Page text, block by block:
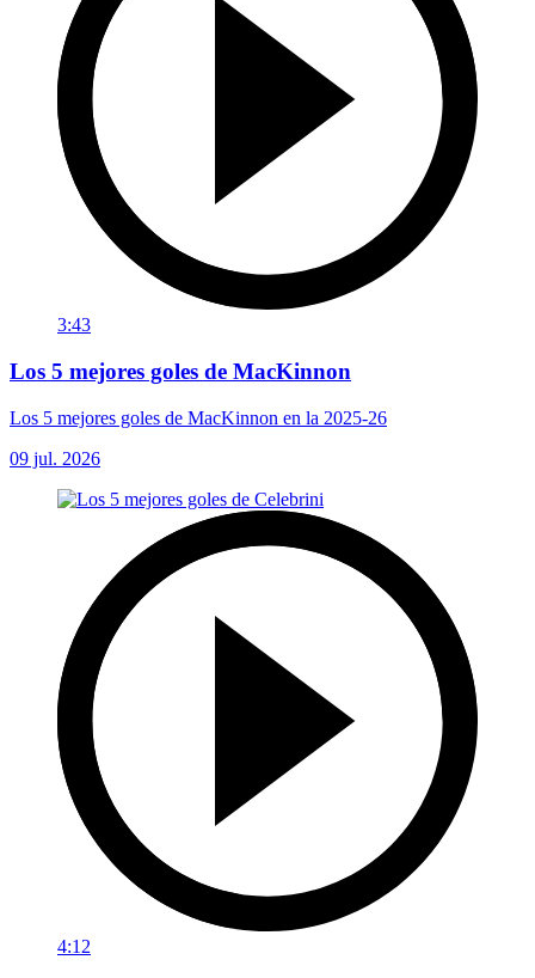
3:43
Los 5 mejores goles de MacKinnon
Los 5 mejores goles de MacKinnon en la 2025-26
09 jul. 2026
4:12